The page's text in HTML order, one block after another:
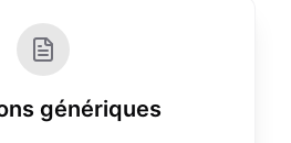
génériques